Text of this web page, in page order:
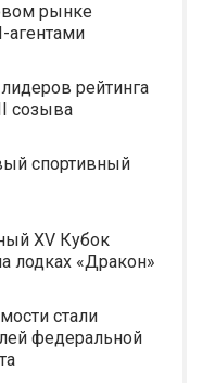
рынке
рейтинга
созыва
спортивный
XV Кубок
лодках «Дракон»
стали
федеральной